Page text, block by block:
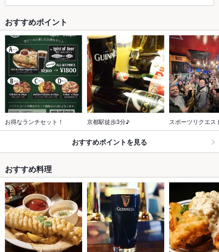
おすすめポイント
お得なランチセット！ 京都駅徒歩3分♪ スポーツリクエス
おすすめポイントを見る
おすすめ料理